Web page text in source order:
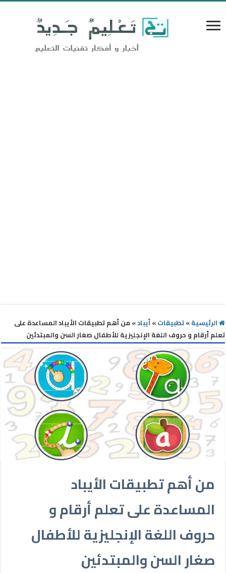
الرئيسية»تطبيقات»أيباد» من أهم تطبيقات الأيباد المساعدة على
تعلم أرقام و حروف اللغة الإنجليزية للأطفال صغار السن والمبتدئين
من أهم تطبيقات الأيباد
المساعدة على تعلم أرقام و
حروف اللغة الإنجليزية للأطفال
صغار السن والمبتدئين